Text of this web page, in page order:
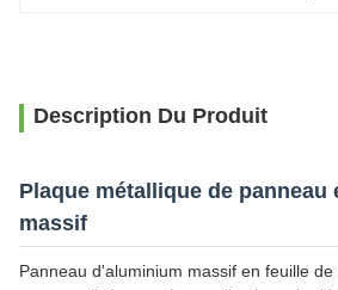
Description Du Produit
Plaque métallique de panneau
massif
Panneau d'aluminium massif en feuille